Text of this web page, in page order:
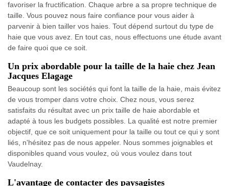
favoriser la fructification. Chaque arbre a sa propre technique de
taille. Vous pouvez nous faire confiance pour vous aider à
parvenir à bien tailler vos haies. Tout dépend surtout du type de
haie que vous avez. En tout cas, nous effectuons une étude avant
de faire quoi que ce soit.
Un prix abordable pour la taille de la haie chez Jean
Jacques Elagage
Beaucoup sont les sociétés qui font la taille de la haie, mais évitez
de vous tromper dans votre choix. Chez nous, vous serez
satisfaits du résultat avec un prix taille de haie abordable et
adapté à tous les budgets possibles. La qualité est notre premier
objectif, que ce soit uniquement pour la taille ou tout ce qui y sont
liés, n'hésitez pas de nous appeler. Nous sommes joignables et
disponibles quand vous voulez, où vous voulez dans tout
Vaudelnay.
L'avantage de contacter des paysagistes